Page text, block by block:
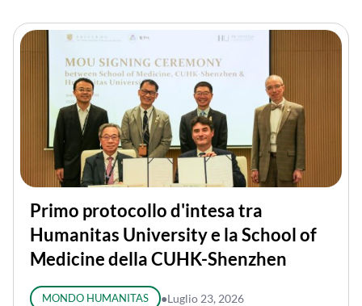
Primo protocollo d'intesa tra
Humanitas University e la School of
Medicine della CUHK-Shenzhen
MONDO HUMANITAS ●Luglio 23, 2026